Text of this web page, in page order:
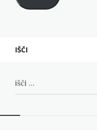
IŠČI